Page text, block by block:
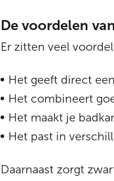
De voordelen
Er zitten veel
Het geeft direct
Het combineert
Het maakt je
Het past in
Daarnaast zorgt